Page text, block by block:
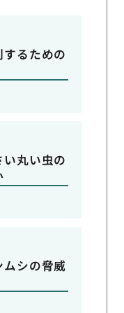
るための
丸い虫の
シの脅威